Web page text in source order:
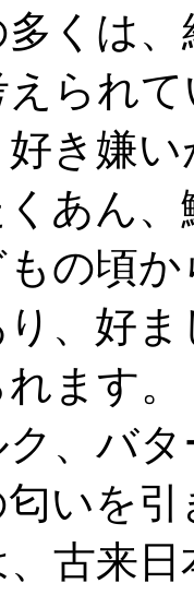
くは、
えられ
好き嫌
あん
の頃
、好
ます。
、バ
いを
、古来